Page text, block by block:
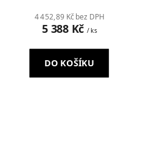
4 452,89 Kč bez DPH
5 388 Kč / ks
DO KOŠÍKU